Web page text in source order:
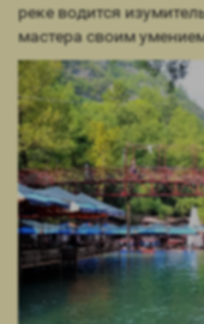
реке водится
мастера своим